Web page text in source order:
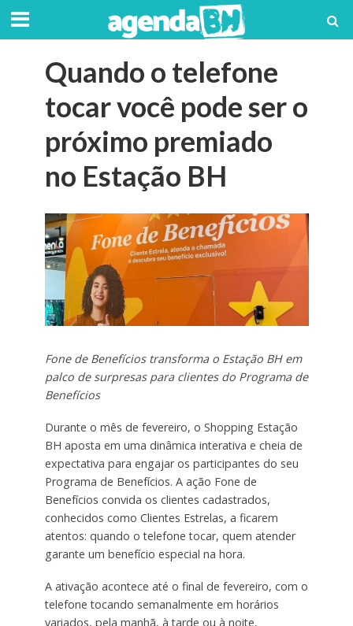
Quando o telefone
tocar você pode ser o
próximo premiado
no Estação BH
Fone de Benefícios transforma o Estação BH em
palco de surpresas para clientes do Programa de
Benefícios
Durante o mês de fevereiro, o Shopping Estação
BH aposta em uma dinâmica interativa e cheia de
expectativa para engajar os participantes do seu
Programa de Benefícios. A ação Fone de
Benefícios convida os clientes cadastrados,
conhecidos como Clientes Estrelas, a ficarem
atentos: quando o telefone tocar, quem atender
garante um benefício especial na hora.
A ativação acontece até o final de fevereiro, com o
telefone tocando semanalmente em horários
variados, pela manhã, à tarde ou à noite,